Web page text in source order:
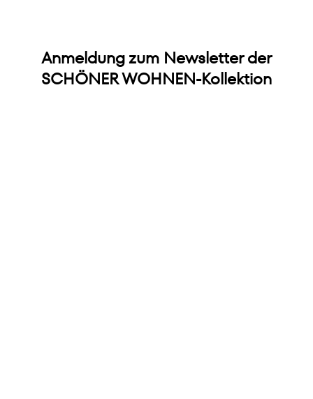
Anmeldung zum Newsletter der
SCHÖNER WOHNEN-Kollektion